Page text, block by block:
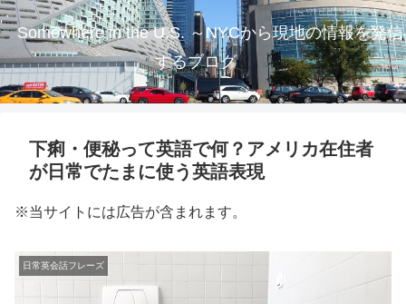
Somewhere in the U.S. ～NYCから現地の情報を発信
するブログ
下痢・便秘って英語で何？アメリカ在住者
が日常でたまに使う英語表現
※当サイトには広告が含まれます。
日常英会話フレーズ